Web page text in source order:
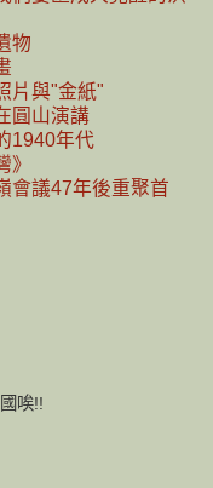
物
片與"金紙"
圓山演講
1940年代
會議47年後重聚首
唉!!